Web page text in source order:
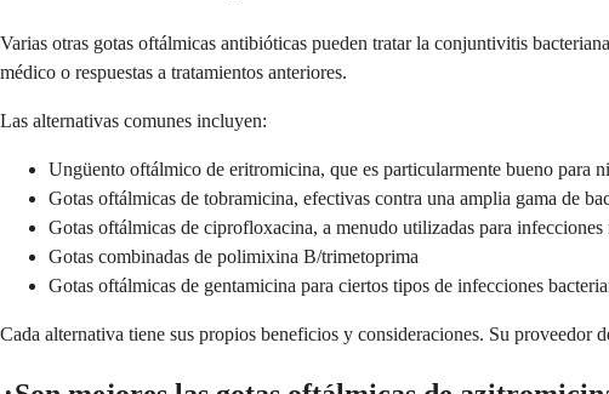
Varias otras gotas oftálmicas antibióticas pueden tratar la conjuntivitis
médico o respuestas a tratamientos anteriores.
Las alternativas comunes incluyen:
Ungüento oftálmico de eritromicina, que es particularmente bueno para
Gotas oftálmicas de tobramicina, efectivas contra una amplia gama de
Gotas oftálmicas de ciprofloxacina, a menudo utilizadas para infecciones
Gotas combinadas de polimixina B/trimetoprima
Gotas oftálmicas de gentamicina para ciertos tipos de infecciones
Cada alternativa tiene sus propios beneficios y consideraciones. Su